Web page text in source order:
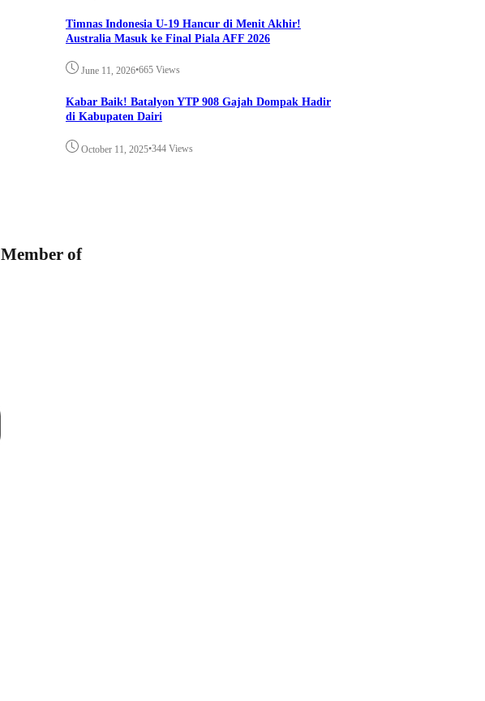
Timnas Indonesia U-19 Hancur di Menit Akhir!
Australia Masuk ke Final Piala AFF 2026
June 11, 2026•665 Views
Kabar Baik! Batalyon YTP 908 Gajah Dompak Hadir
di Kabupaten Dairi
October 11, 2025•344 Views
Member of